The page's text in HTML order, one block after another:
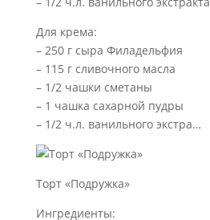
Для крема:
– 250 г сыра Филадельфия
– 115 г сливочного масла
– 1/2 чашки сметаны
– 1 чашка сахарной пудры
– 1/2 ч.л. ванильного экстра…
Торт «Подружка»
Ингредиенты: